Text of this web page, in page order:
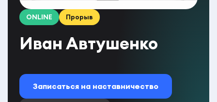
ONLINE Прорыв
Иван Автушенко
Записаться на наставничество